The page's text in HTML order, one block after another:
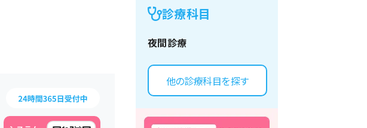
診療科目
夜間診療
他の診療科目を探す